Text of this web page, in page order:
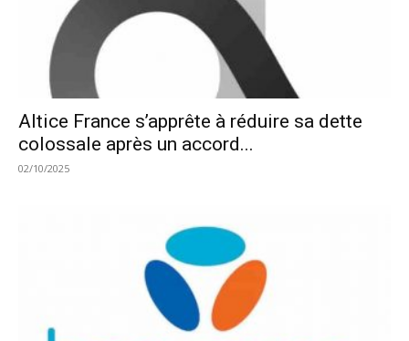
Altice France s’apprête à réduire sa dette
colossale après un accord...
02/10/2025